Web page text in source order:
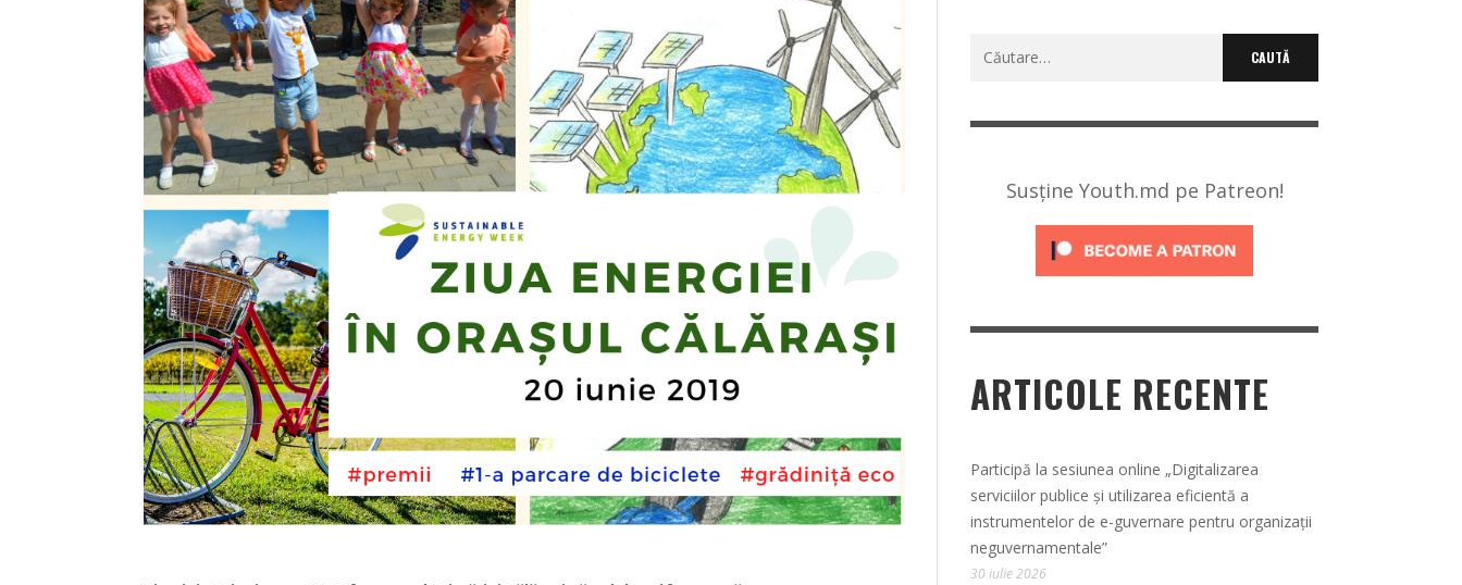
Caută
Susține Youth.md pe Patreon!
ARTICOLE RECENTE
Participă la sesiunea online „Digitalizarea
serviciilor publice și utilizarea eficientă a
instrumentelor de e-guvernare pentru organizații
neguvernamentale”
30 iulie 2026